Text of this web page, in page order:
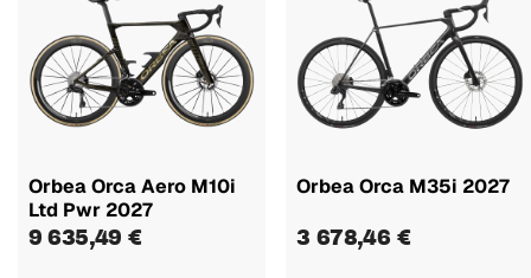
Orbea Orca Aero M10i
Ltd Pwr 2027
9 635,49 €
Orbea Orca M35i 2027
3 678,46 €